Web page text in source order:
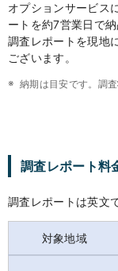
オプションサービス
ートを約7営業日で
調査レポートを現地
ございます。
納期は目安です。調
調査レポート料
調査レポートは英文
対象地域